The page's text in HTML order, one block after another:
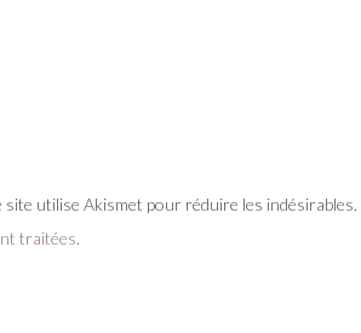
site utilise Akismet pour réduire les indésirables.
traitées.